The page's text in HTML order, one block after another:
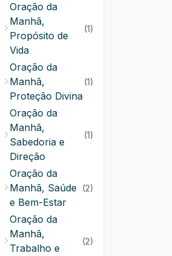
Oração da
Manhã,
Propósito de
Vida
(1)
Oração da
Manhã,
Proteção Divina
(1)
Oração da
Manhã,
Sabedoria e
Direção
(1)
Oração da
Manhã, Saúde
e Bem-Estar
(2)
Oração da
Manhã,
Trabalho e
(2)